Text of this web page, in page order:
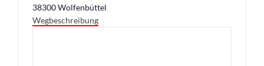
38300Wolfenbüttel
Wegbeschreibung